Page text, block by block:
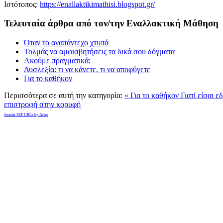
Ιστότοπος: https://enallaktikimathisi.blogspot.gr/
Τελευταία άρθρα από τον/την Εναλλακτική Μάθηση
Όταν το αναπάντεχο χτυπά
Τολμάς να αμφισβητήσεις τα δικά σου δόγματα
Ακούμε πραγματικά;
Δυσλεξία: τι να κάνετε, τι να αποφύγετε
Για το καθήκον
Περισσότερα σε αυτή την κατηγορία: « Για το καθήκον Γιατί είσαι
επιστροφή στην κορυφή
Joomla SEF URLs by Artio